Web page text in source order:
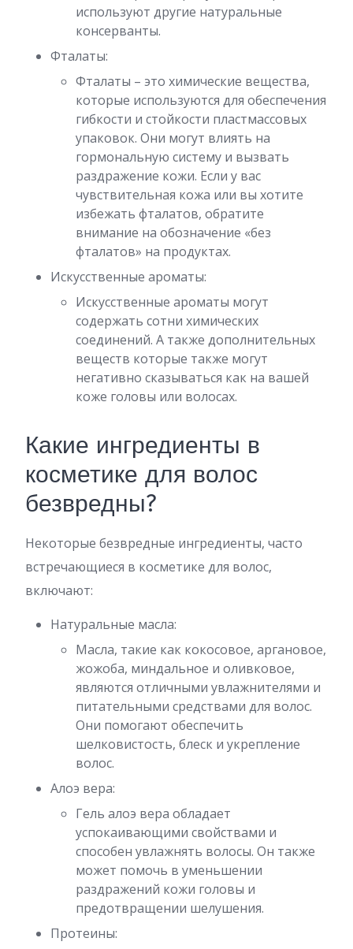
используют другие натуральные
консерванты.
Фталаты:
Фталаты – это химические вещества,
которые используются для обеспечения
гибкости и стойкости пластмассовых
упаковок. Они могут влиять на
гормональную систему и вызвать
раздражение кожи. Если у вас
чувствительная кожа или вы хотите
избежать фталатов, обратите
внимание на обозначение «без
фталатов» на продуктах.
Искусственные ароматы:
Искусственные ароматы могут
содержать сотни химических
соединений. А также дополнительных
веществ которые также могут
негативно сказываться как на вашей
коже головы или волосах.
Какие ингредиенты в
косметике для волос
безвредны?
Некоторые безвредные ингредиенты, часто
встречающиеся в косметике для волос,
включают:
Натуральные масла:
Масла, такие как кокосовое, аргановое,
жожоба, миндальное и оливковое,
являются отличными увлажнителями и
питательными средствами для волос.
Они помогают обеспечить
шелковистость, блеск и укрепление
волос.
Алоэ вера:
Гель алоэ вера обладает
успокаивающими свойствами и
способен увлажнять волосы. Он также
может помочь в уменьшении
раздражений кожи головы и
предотвращении шелушения.
Протеины: